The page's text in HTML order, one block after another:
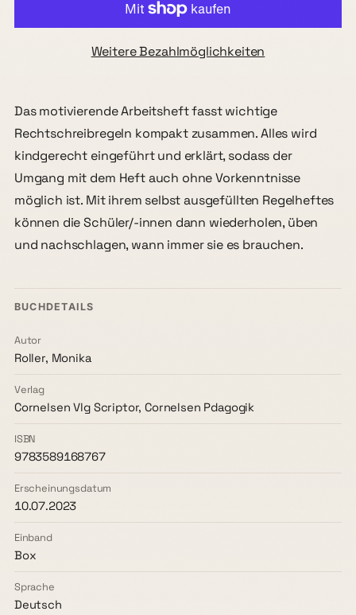
Weitere Bezahlmöglichkeiten
Das motivierende Arbeitsheft fasst wichtige
Rechtschreibregeln kompakt zusammen. Alles wird
kindgerecht eingeführt und erklärt, sodass der
Umgang mit dem Heft auch ohne Vorkenntnisse
möglich ist. Mit ihrem selbst ausgefüllten Regelheftes
können die Schüler/-innen dann wiederholen, üben
und nachschlagen, wann immer sie es brauchen.
BUCHDETAILS
Autor
Roller, Monika
Verlag
Cornelsen Vlg Scriptor, Cornelsen Pdagogik
ISBN
9783589168767
Erscheinungsdatum
10.07.2023
Einband
Box
Sprache
Deutsch